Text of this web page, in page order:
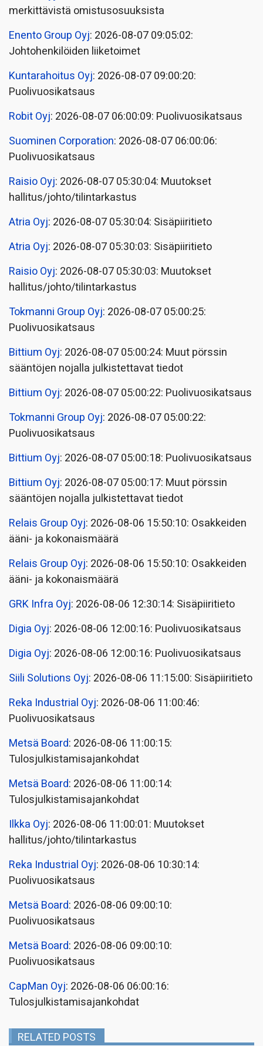
merkittävistä omistusosuuksista
Enento Group Oyj: 2026-08-07 09:05:02:
Johtohenkilöiden liiketoimet
Kuntarahoitus Oyj: 2026-08-07 09:00:20:
Puolivuosikatsaus
Robit Oyj: 2026-08-07 06:00:09: Puolivuosikatsaus
Suominen Corporation: 2026-08-07 06:00:06:
Puolivuosikatsaus
Raisio Oyj: 2026-08-07 05:30:04: Muutokset
hallitus/johto/tilintarkastus
Atria Oyj: 2026-08-07 05:30:04: Sisäpiiritieto
Atria Oyj: 2026-08-07 05:30:03: Sisäpiiritieto
Raisio Oyj: 2026-08-07 05:30:03: Muutokset
hallitus/johto/tilintarkastus
Tokmanni Group Oyj: 2026-08-07 05:00:25:
Puolivuosikatsaus
Bittium Oyj: 2026-08-07 05:00:24: Muut pörssin
sääntöjen nojalla julkistettavat tiedot
Bittium Oyj: 2026-08-07 05:00:22: Puolivuosikatsaus
Tokmanni Group Oyj: 2026-08-07 05:00:22:
Puolivuosikatsaus
Bittium Oyj: 2026-08-07 05:00:18: Puolivuosikatsaus
Bittium Oyj: 2026-08-07 05:00:17: Muut pörssin
sääntöjen nojalla julkistettavat tiedot
Relais Group Oyj: 2026-08-06 15:50:10: Osakkeiden
ääni- ja kokonaismäärä
Relais Group Oyj: 2026-08-06 15:50:10: Osakkeiden
ääni- ja kokonaismäärä
GRK Infra Oyj: 2026-08-06 12:30:14: Sisäpiiritieto
Digia Oyj: 2026-08-06 12:00:16: Puolivuosikatsaus
Digia Oyj: 2026-08-06 12:00:16: Puolivuosikatsaus
Siili Solutions Oyj: 2026-08-06 11:15:00: Sisäpiiritieto
Reka Industrial Oyj: 2026-08-06 11:00:46:
Puolivuosikatsaus
Metsä Board: 2026-08-06 11:00:15:
Tulosjulkistamisajankohdat
Metsä Board: 2026-08-06 11:00:14:
Tulosjulkistamisajankohdat
Ilkka Oyj: 2026-08-06 11:00:01: Muutokset
hallitus/johto/tilintarkastus
Reka Industrial Oyj: 2026-08-06 10:30:14:
Puolivuosikatsaus
Metsä Board: 2026-08-06 09:00:10:
Puolivuosikatsaus
Metsä Board: 2026-08-06 09:00:10:
Puolivuosikatsaus
CapMan Oyj: 2026-08-06 06:00:16:
Tulosjulkistamisajankohdat
RELATED POSTS